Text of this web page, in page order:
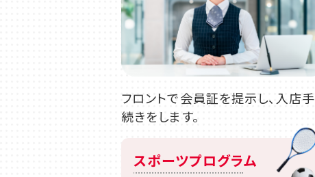
フロントで会員証を提示し、入店手
続きをします。
スポーツプログラム